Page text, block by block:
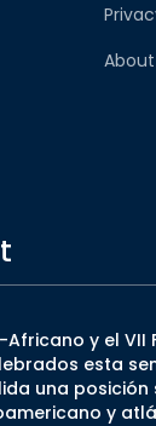
y el VII
esta
una posición
y